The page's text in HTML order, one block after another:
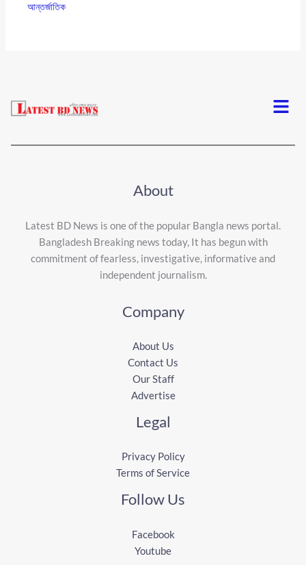
আন্তর্জাতিক
Menu
About
Latest BD News is one of the popular Bangla news portal.
Bangladesh Breaking news today, It has begun with
commitment of fearless, investigative, informative and
independent journalism.
Company
About Us
Contact Us
Our Staff
Advertise
Legal
Privacy Policy
Terms of Service
Follow Us
Facebook
Youtube